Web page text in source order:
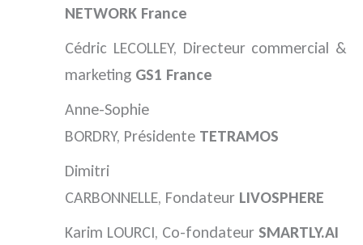
NETWORK France
Cédric LECOLLEY, Directeur commercial &
marketing GS1 France
Anne-Sophie
BORDRY, Présidente TETRAMOS
Dimitri
CARBONNELLE, Fondateur LIVOSPHERE
Karim LOURCI, Co-fondateur SMARTLY.AI